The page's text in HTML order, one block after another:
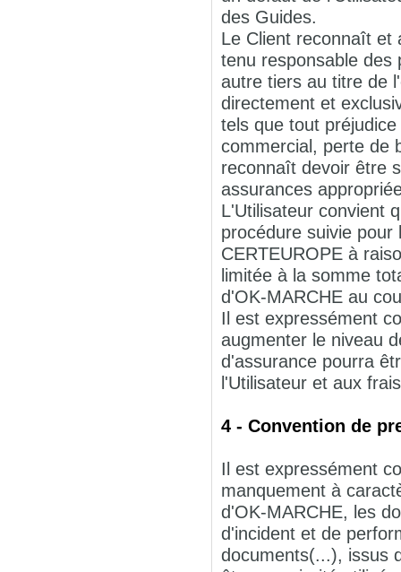
des Guides.
Le Client reconnaît et
tenu responsable des
autre tiers au titre de
directement et
tels que tout
commercial, perte de
reconnaît devoir être
assurances
L'Utilisateur convient
procédure suivie
CERTEUROPE à
limitée à la somme
d'OK-MARCHE au
Il est expressément
augmenter le niveau
d'assurance pourra
l'Utilisateur et aux
4 - Convention de
Il est expressément
manquement à
d'OK-MARCHE, les
d'incident et de
documents(...), issus